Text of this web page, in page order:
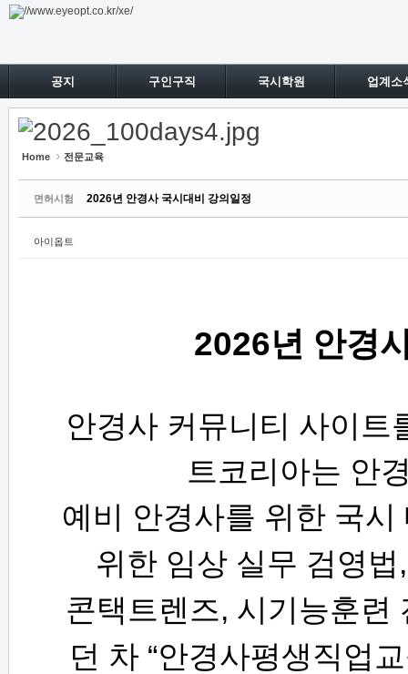
공지 구인구직 국시학원 업계소
Home 전문교육
면허시험 2026년 안경사 국시대비 강의일정
아이옵트
2026년 안경
안경사 커뮤니티 사이
트코리아는 안
예비 안경사를 위한 국
위한 임상 실무 검영법
콘택트렌즈, 시기능훈련
던 차 “안경사평생직업